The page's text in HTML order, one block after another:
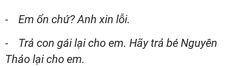
- Em ổn chứ? Anh xin lỗi.
- Trả con gái lại cho em. Hãy trả bé Nguyên
Thảo lại cho em.